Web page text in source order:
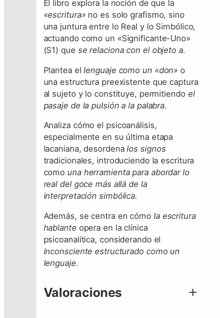
u
e
v
o
s
s
i
g
n
o
s
.
L
a
e
s
c
i
t
u
r
a
a
b
El libro explora la noción de que la
«escritura» no es solo grafismo, sino
una juntura entre lo Real y lo Simbólico,
actuando como un «Significante-Uno»
(S1) que se relaciona con el objeto a.
Plantea ellenguaje como un «don» o
una estructura preexistente que captura
al sujeto y lo constituye, permitiendo el
pasaje de la pulsión a la palabra.
Analiza cómo el psicoanálisis,
especialmente en su última etapa
lacaniana, desordenalos signos
tradicionales, introduciendo la escritura
como una herramienta para abordar lo
real del goce más allá de la
interpretación simbólica.
Además, se centra en cómo la escritura
hablante opera en la clínica
psicoanalítica, considerando el
inconsciente estructurado como un
lenguaje.
Valoraciones